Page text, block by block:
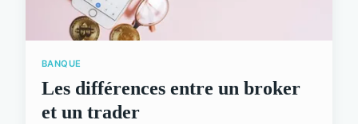
BANQUE
Les différences entre un broker
et un trader